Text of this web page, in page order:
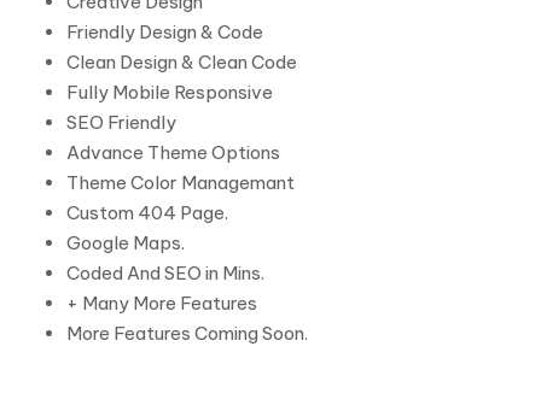
Friendly Design & Code
Clean Design & Clean Code
Fully Mobile Responsive
SEO Friendly
Advance Theme Options
Theme Color Managemant
Custom 404 Page.
Google Maps.
Coded And SEO in Mins.
+ Many More Features
More Features Coming Soon.